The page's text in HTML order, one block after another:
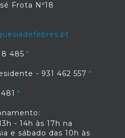
Frota Nº18
485
- 931 462 557
- 14h às 17h na
e sábado das 10h às